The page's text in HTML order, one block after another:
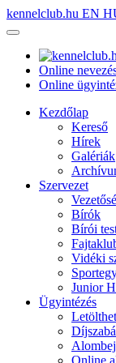
kennelclub.hu EN
Online
Online
Kezdőlap
Kereső
Hírek
Galériák
Szervezet
Bírók
Bírói
Vidéki
Junior
Ügyintézés
Online